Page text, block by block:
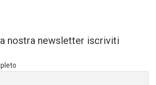
nostra newsletter iscriviti